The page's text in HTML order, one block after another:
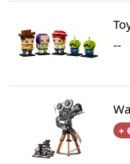
--
+